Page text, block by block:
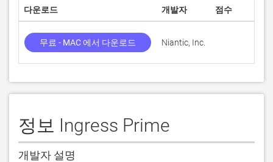
다운로드 개발자 점수
무료 - MAC 에서 다운로드 Niantic, Inc.
정보 Ingress Prime
개발자 설명